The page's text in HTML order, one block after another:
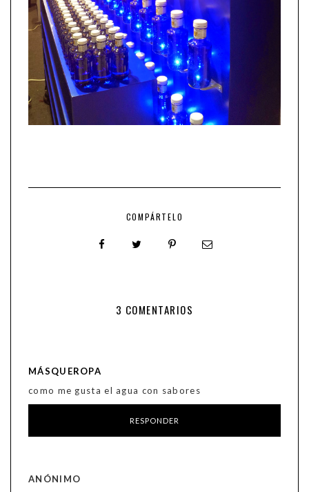
COMPÁRTELO
3 COMENTARIOS
MÁSQUEROPA
como me gusta el agua con sabores
RESPONDER
ANÓNIMO